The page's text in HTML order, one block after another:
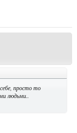
просто то
людьми..